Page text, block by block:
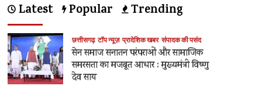
Latest Popular Trending
छत्तीसगढ़ टॉप न्यूज़ प्रादेशिक खबर संपादक की पसंद
सेन समाज सनातन परंपराओं और सामाजिक
समरसता का मजबूत आधार : मुख्यमंत्री विष्णु
देव साय